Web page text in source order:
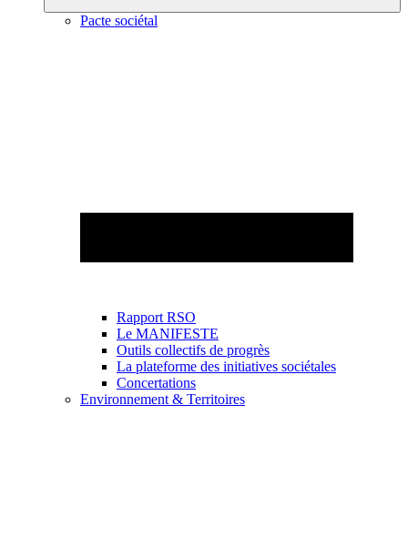
Pacte sociétal
Rapport RSO
Le MANIFESTE
Outils collectifs de progrès
La plateforme des initiatives sociétales
Concertations
Environnement & Territoires